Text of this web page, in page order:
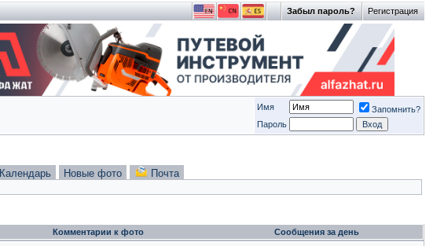
Регистрация
Забыл пароль?
Имя
Запомнить?
Пароль
Календарь Новые фото Почта
Комментарии к фото Сообщения за день